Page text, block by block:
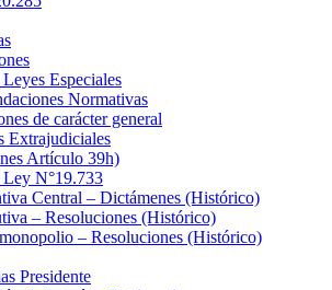
Especiales
Normativas
de carácter general
Extrajudiciales
Artículo 39h)
N°19.733
Central – Dictámenes (Histórico)
– Resoluciones (Histórico)
– Resoluciones (Histórico)
Presidente